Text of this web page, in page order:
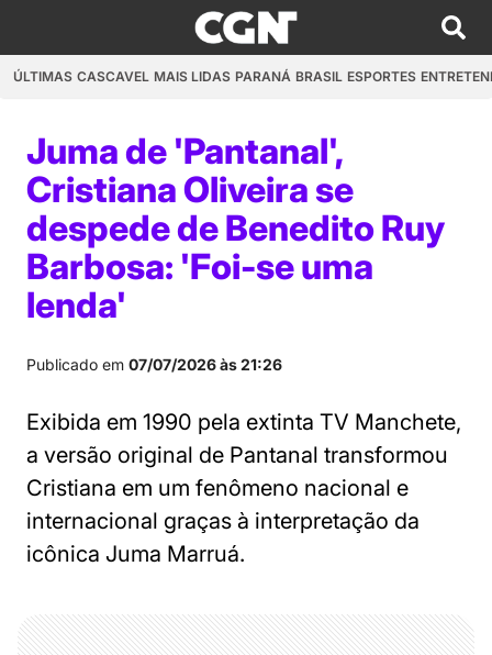
ÚLTIMAS CASCAVEL MAIS LIDAS PARANÁ BRASIL ESPORTES
Juma de 'Pantanal',
Cristiana Oliveira se
despede de Benedito Ruy
Barbosa: 'Foi-se uma
lenda'
Publicado em 07/07/2026 às 21:26
Exibida em 1990 pela extinta TV Manchete,
a versão original de Pantanal transformou
Cristiana em um fenômeno nacional e
internacional graças à interpretação da
icônica Juma Marruá.